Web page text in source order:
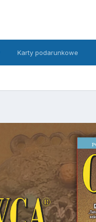
Karty podarunkowe